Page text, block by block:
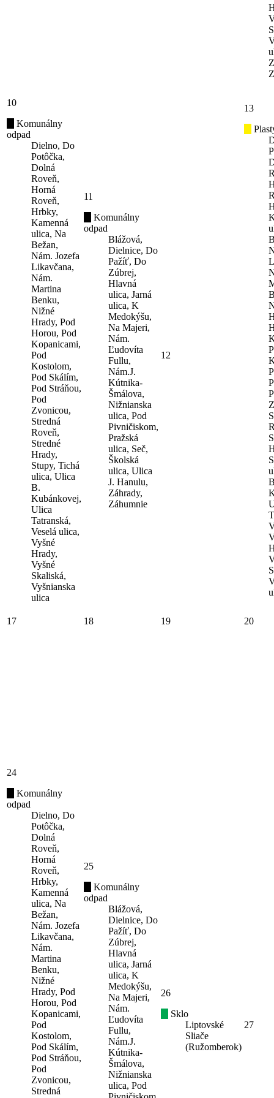
10
Komunálny
odpad
Dielno, Do
Potôčka,
Dolná
Roveň,
Horná
Roveň,
Hrbky,
Kamenná
ulica, Na
Bežan,
Nám. Jozefa
Likavčana,
Nám.
Martina
Benku,
Nižné
Hrady, Pod
Horou, Pod
Kopanicami,
Pod
Kostolom,
Pod Skálím,
Pod Stráňou,
Pod
Zvonicou,
Stredná
Roveň,
Stredné
Hrady,
Stupy, Tichá
ulica, Ulica
B.
Kubánkovej,
Ulica
Tatranská,
Veselá ulica,
Vyšné
Hrady,
Vyšné
Skaliská,
Vyšnianska
ulica
11
Komunálny
odpad
Blážová,
Dielnice, Do
Pažíť, Do
Zúbrej,
Hlavná
ulica, Jarná
ulica, K
Medokýšu,
Na Majeri,
Nám.
Ľudovíta
Fullu,
Nám.J.
Kútnika-
Šmálova,
Nižnianska
ulica, Pod
Pivničiskom,
Pražská
ulica, Seč,
Školská
ulica, Ulica
J. Hanulu,
Záhrady,
Záhumnie
12
13
17 18 19 20
24
Komunálny
odpad
Dielno, Do
Potôčka,
Dolná
Roveň,
Horná
Roveň,
Hrbky,
Kamenná
ulica, Na
Bežan,
Nám. Jozefa
Likavčana,
Nám.
Martina
Benku,
Nižné
Hrady, Pod
Horou, Pod
Kopanicami,
Pod
Kostolom,
Pod Skálím,
Pod Stráňou,
Pod
Zvonicou,
Stredná
25
Komunálny
odpad
Blážová,
Dielnice, Do
Pažíť, Do
Zúbrej,
Hlavná
ulica, Jarná
ulica, K
Medokýšu,
Na Majeri,
Nám.
Ľudovíta
Fullu,
Nám.J.
Kútnika-
Šmálova,
Nižnianska
ulica, Pod
26
Sklo
Liptovské
Sliače
(Ružomberok)
27